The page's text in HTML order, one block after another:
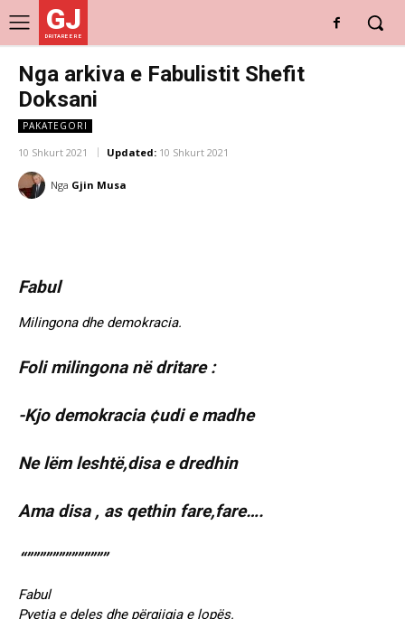
GJ
DRITARE E RE
Nga arkiva e Fabulistit Shefit
Doksani
PAKATEGORI
10 Shkurt 2021 Updated: 10 Shkurt 2021
Nga Gjin Musa
Fabul
Milingona dhe demokracia.
Foli milingona në dritare :
-Kjo demokracia ¢udi e madhe
Ne lëm leshtë,disa e dredhin
Ama disa , as qethin fare,fare….
“”””””””””””””
Fabul
Pyetja e deles dhe përgjigja e lopës.